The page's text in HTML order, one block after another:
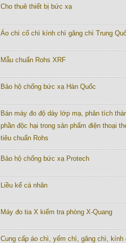
Cho thuê thiết bị bức xạ
Áo chì cổ chì kính chì găng chì Trung
Mẫu chuẩn Rohs XRF
Bảo hộ chống bức xạ Hàn Quốc
Bán máy đo độ dày lớp mạ, phân tích
phần độc hại trong sản phẩm điện thoại
tiêu chuẩn Rohs
Bảo hộ chống bức xạ Protech
Liều kế cá nhân
Máy đo tia X kiểm tra phòng X-Quang
Cung cấp áo chì, yếm chì, găng chì, kính